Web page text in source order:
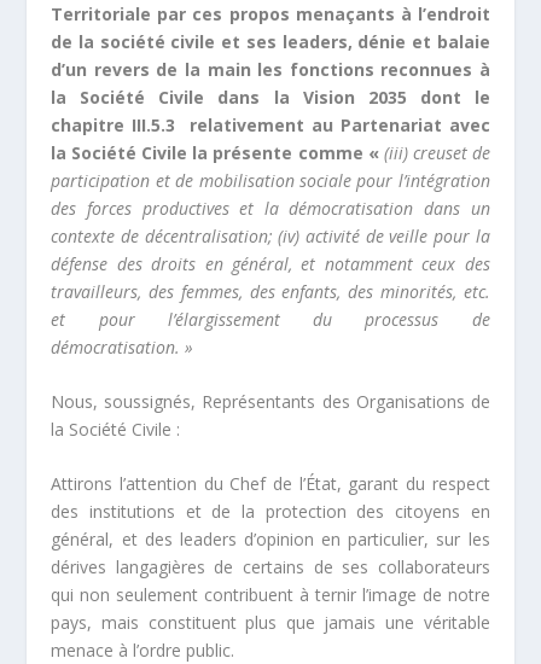
Territoriale par ces propos menaçants à l’endroit
de la société civile et ses leaders, dénie et balaie
d’un revers de la main les fonctions reconnues à
la Société Civile dans la Vision 2035 dont le
chapitre III.5.3 relativement au Partenariat avec
la Société Civile la présente comme « (iii) creuset de
participation et de mobilisation sociale pour l’intégration
des forces productives et la démocratisation dans un
contexte de décentralisation; (iv) activité de veille pour la
défense des droits en général, et notamment ceux des
travailleurs, des femmes, des enfants, des minorités, etc.
et pour l’élargissement du processus de
démocratisation. »
Nous, soussignés, Représentants des Organisations de
la Société Civile :
Attirons l’attention du Chef de l’État, garant du respect
des institutions et de la protection des citoyens en
général, et des leaders d’opinion en particulier, sur les
dérives langagières de certains de ses collaborateurs
qui non seulement contribuent à ternir l’image de notre
pays, mais constituent plus que jamais une véritable
menace à l’ordre public.